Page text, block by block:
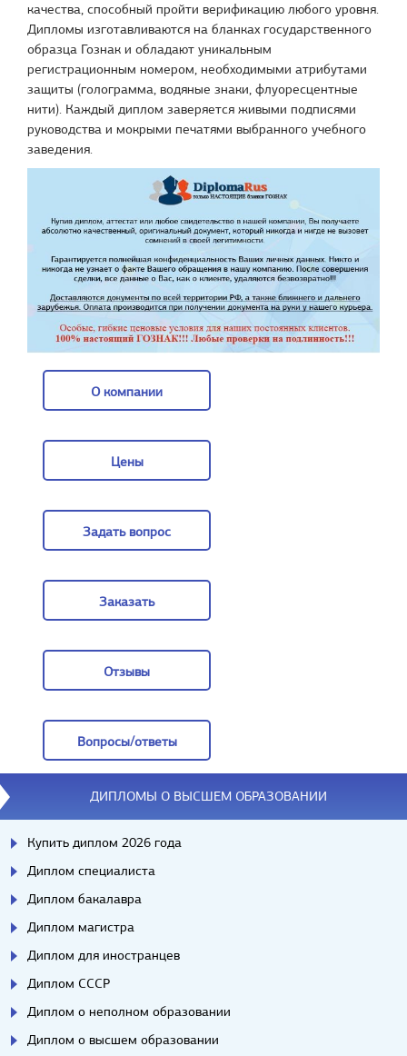
качества, способный пройти верификацию любого уровня.
Дипломы изготавливаются на бланках государственного
образца Гознак и обладают уникальным
регистрационным номером, необходимыми атрибутами
защиты (голограмма, водяные знаки, флуоресцентные
нити). Каждый диплом заверяется живыми подписями
руководства и мокрыми печатями выбранного учебного
заведения.
О компании
Цены
Задать вопрос
Заказать
Отзывы
Вопросы/ответы
Вопросы/ответы
ДИПЛОМЫ О ВЫСШЕМ ОБРАЗОВАНИИ
Купить диплом 2026 года
Диплом специалиста
Диплом бакалавра
Диплом магистра
Диплом для иностранцев
Диплом СССР
Диплом о неполном образовании
Диплом о высшем образовании